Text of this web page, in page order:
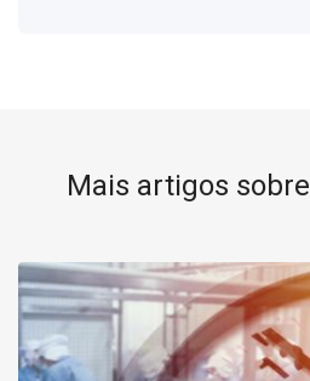
Mais artigos sobre